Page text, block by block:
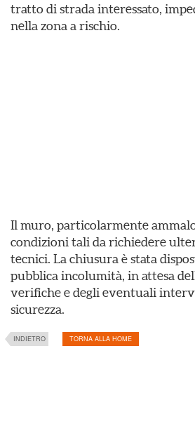
tratto di strada interessato,
nella zona a rischio.
Il muro, particolarmente
condizioni tali da richiedere
tecnici. La chiusura è stata
pubblica incolumità, in attesa
verifiche e degli eventuali
sicurezza.
INDIETRO TORNA ALLA HOME